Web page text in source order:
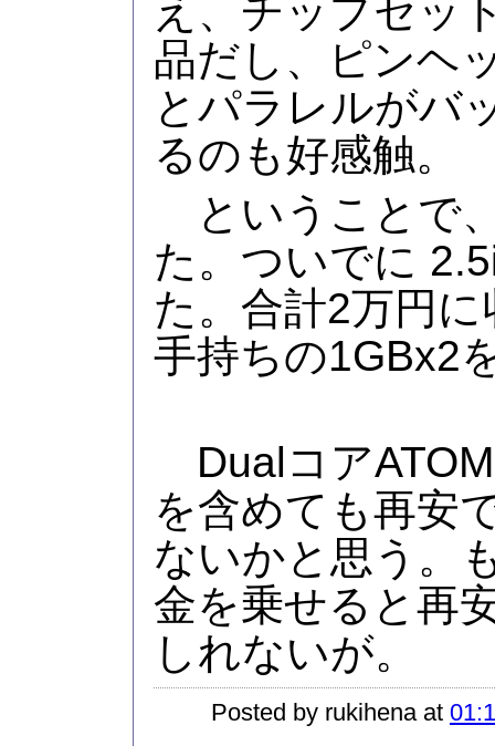
え、チップセッ
品だし、ピンヘ
とパラレルがバ
るのも好感触。
ということで
た。ついでに
た。合計2万円
手持ちの1GBx2
Dualコア
を含めても再安
ないかと思う。
金を乗せると再
しれないが。
Posted by rukihena at